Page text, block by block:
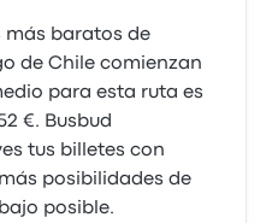
más baratos de
de Chile comienzan
para esta ruta es
€. Busbud
tus billetes con
posibilidades de
posible.